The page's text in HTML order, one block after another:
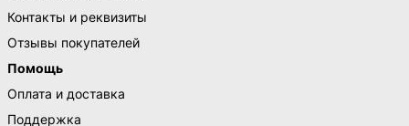
Контакты и реквизиты
Отзывы покупателей
Помощь
Оплата и доставка
Поддержка